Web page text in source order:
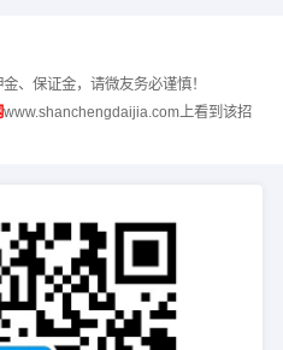
、保证金，请微友务必谨慎！
www.shanchengdaijia.com上看到该招